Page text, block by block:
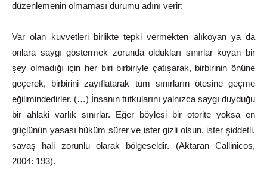
düzenlemenin olmaması durumu adını verir:
Var olan kuvvetleri birlikte tepki vermekten alıkoyan ya da
onlara saygı göstermek zorunda oldukları sınırlar koyan bir
şey olmadığı için her biri birbiriyle çatışarak, birbirinin önüne
geçerek, birbirini zayıflatarak tüm sınırların ötesine geçme
eğilimindedirler. (…) İnsanın tutkularını yalnızca saygı duyduğu
bir ahlaki varlık sınırlar. Eğer böylesi bir otorite yoksa en
güçlünün yasası hüküm sürer ve ister gizli olsun, ister şiddetli,
savaş hali zorunlu olarak bölgeseldir. (Aktaran Callinicos,
2004: 193).